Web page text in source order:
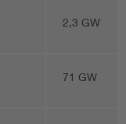
2,3 GW
71 GW